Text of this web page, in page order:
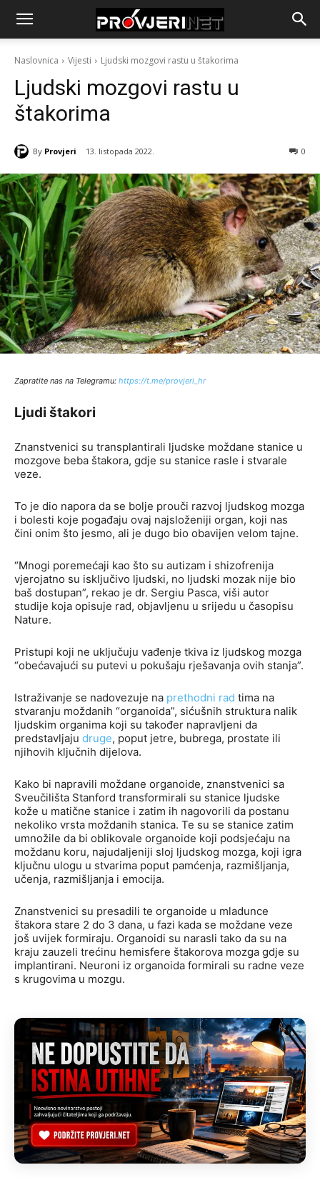
Naslovnica Vijesti Ljudski mozgovi rastu u štakorima
Ljudski mozgovi rastu u
štakorima
By Provjeri 13. listopada 2022. 0
Zapratite nas na Telegramu: https://t.me/provjeri_hr
Ljudi štakori
Znanstvenici su transplantirali ljudske moždane stanice u
mozgove beba štakora, gdje su stanice rasle i stvarale
veze.
To je dio napora da se bolje prouči razvoj ljudskog mozga
i bolesti koje pogađaju ovaj najsloženiji organ, koji nas
čini onim što jesmo, ali je dugo bio obavijen velom tajne.
“Mnogi poremećaji kao što su autizam i shizofrenija
vjerojatno su isključivo ljudski, no ljudski mozak nije bio
baš dostupan”, rekao je dr. Sergiu Pasca, viši autor
studije koja opisuje rad, objavljenu u srijedu u časopisu
Nature.
Pristupi koji ne uključuju vađenje tkiva iz ljudskog mozga
“obećavajući su putevi u pokušaju rješavanja ovih stanja”.
Istraživanje se nadovezuje na prethodni rad tima na
stvaranju moždanih “organoida”, sićušnih struktura nalik
ljudskim organima koji su također napravljeni da
predstavljaju druge, poput jetre, bubrega, prostate ili
njihovih ključnih dijelova.
Kako bi napravili moždane organoide, znanstvenici sa
Sveučilišta Stanford transformirali su stanice ljudske
kože u matične stanice i zatim ih nagovorili da postanu
nekoliko vrsta moždanih stanica. Te su se stanice zatim
umnožile da bi oblikovale organoide koji podsjećaju na
moždanu koru, najudaljeniji sloj ljudskog mozga, koji igra
ključnu ulogu u stvarima poput pamćenja, razmišljanja,
učenja, razmišljanja i emocija.
Znanstvenici su presadili te organoide u mladunce
štakora stare 2 do 3 dana, u fazi kada se moždane veze
još uvijek formiraju. Organoidi su narasli tako da su na
kraju zauzeli trećinu hemisfere štakorova mozga gdje su
implantirani. Neuroni iz organoida formirali su radne veze
s krugovima u mozgu.